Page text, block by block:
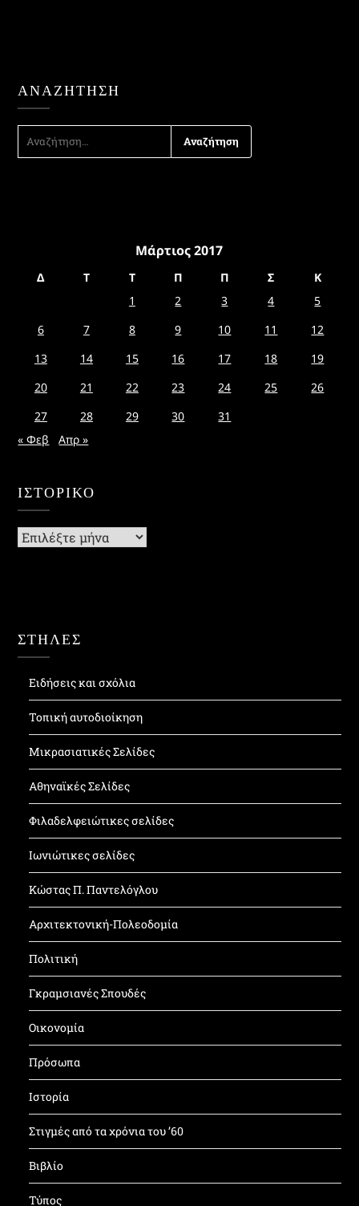
ΑΝΑΖΉΤΗΣΗ
ΑΝΑΖΉΤΗΣΗ
Μάρτιος 2017
Δ Τ Τ Π Π Σ
Κ
1
2 3 4
5
6
7 8 9 10 11
12
13
14 15 16 17 18
19
20
21 22 23 24 25
26
27
28 29 30
31
« Φεβ
Απρ »
ΙΣΤΟΡΙΚΌ
Ιστορικό
ΣΤΗΛΕΣ
Ειδήσεις και σχόλια
Τοπική αυτοδιοίκηση
Μικρασιατικές Σελίδες
Αθηναϊκές Σελίδες
Φιλαδελφειώτικες σελίδες
Ιωνιώτικες σελίδες
Κώστας Π. Παντελόγλου
Αρχιτεκτονική-Πολεοδομία
Πολιτική
Γκραμσιανές Σπουδές
Οικονομία
Πρόσωπα
Ιστορία
Στιγμές από τα χρόνια του ’60
Βιβλίο
Τύπος